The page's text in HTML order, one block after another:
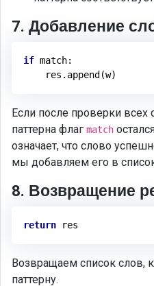
7. Добавление
if match:
Если после проверки
паттерна флаг match
означает, что слово
мы добавляем его в
8. Возвращение
return
Возвращаем список слов,
паттерну.